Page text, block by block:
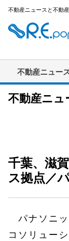
不動産ニュースと不動
不動産ニュー
不動産ニュ
千葉、滋
ス拠点／
パナソニッ
コソリュー